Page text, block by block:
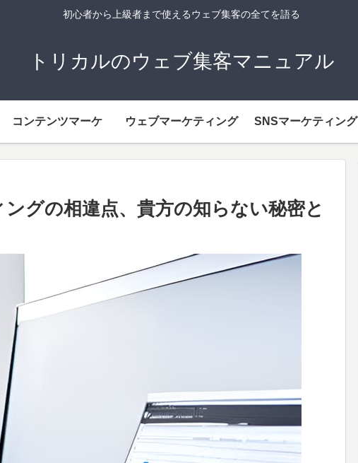
初心者から上級者まで使えるウェブ集客の全てを語る
トリカルのウェブ集客マニュアル
コンテンツマーケ ウェブマーケティング SNSマーケティング
グの相違点、貴方の知らない秘密と